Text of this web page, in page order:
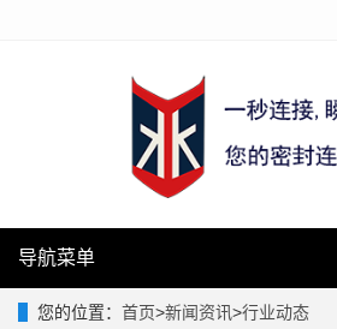
导航菜单
您的位置： 首页>新闻资讯>行业动态